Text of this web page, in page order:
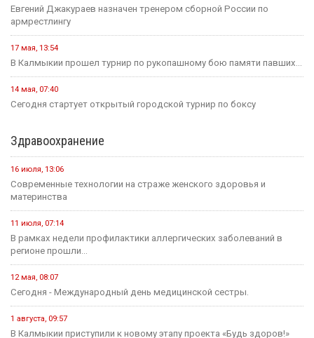
Евгений Джакураев назначен тренером сборной России по
армрестлингу
17 мая, 13:54
В Калмыкии прошел турнир по рукопашному бою памяти павших...
14 мая, 07:40
Сегодня стартует открытый городской турнир по боксу
Здравоохранение
16 июля, 13:06
Современные технологии на страже женского здоровья и
материнства
11 июля, 07:14
В рамках недели профилактики аллергических заболеваний в
регионе прошли...
12 мая, 08:07
Сегодня - Международный день медицинской сестры.
1 августа, 09:57
В Калмыкии приступили к новому этапу проекта «Будь здоров!»